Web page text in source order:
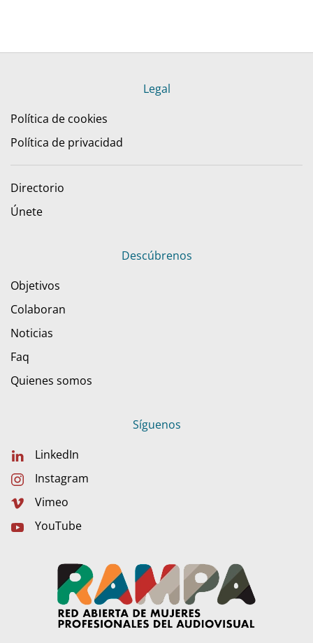
Legal
Política de cookies
Política de privacidad
Directorio
Únete
Descúbrenos
Objetivos
Colaboran
Noticias
Faq
Quienes somos
Síguenos
LinkedIn
Instagram
Vimeo
YouTube